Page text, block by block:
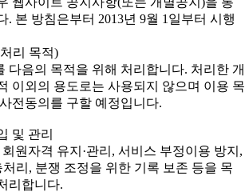
. 본 방침은부터 2013년 9월 1일부터 시행
리 목적)
다음의 목적을 위해 처리합니다. 처리한 개
이외의 용도로는 사용되지 않으며 이용 목
전동의를 구할 예정입니다.
및 관리
원자격 유지·관리, 서비스 부정이용 방지,
처리, 분쟁 조정을 위한 기록 보존 등을 목
리합니다.